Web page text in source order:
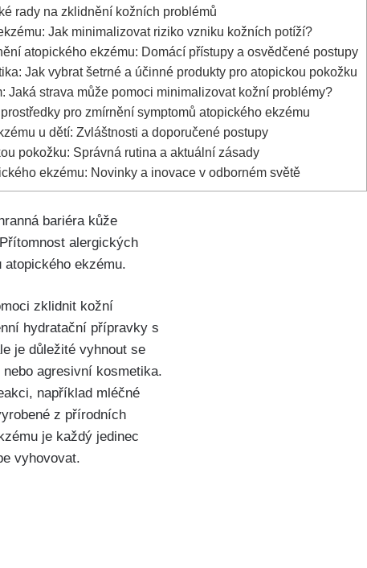
⁢rady na zklidnění kožních problémů
Jak ​minimalizovat riziko vzniku kožních potíží?
atopického ⁢ekzému: Domácí přístupy a osvědčené ‍postupy
Jak vybrat šetrné a‌ účinné produkty ⁣pro atopickou pokožku
Jaká strava může‍ pomoci⁢ minimalizovat ⁢kožní problémy?
pro zmírnění symptomů ⁣atopického ekzému
u⁣ dětí: Zvláštnosti a doporučené postupy
pokožku:‍ Správná rutina a ‌aktuální zásady
ekzému: ‍Novinky ⁢a inovace v ⁢odborném‌ světě
bariéra kůže
alergických‍
ekzému.
zklidnit kožní
hydratační přípravky s
je důležité‌ vyhnout se
⁣agresivní kosmetika.
‍například ​mléčné
z přírodních
‌je ⁣každý jedinec
vyhovovat.